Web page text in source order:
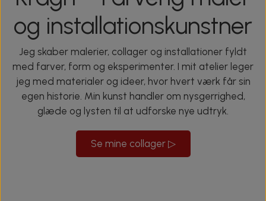
og installationskunstner
Jeg skaber malerier, collager og installationer fyldt
med farver, form og eksperimenter. I mit atelier leger
jeg med materialer og ideer, hvor hvert værk får sin
egen historie. Min kunst handler om nysgerrighed,
glæde og lysten til at udforske nye udtryk.
Se mine collager ▷